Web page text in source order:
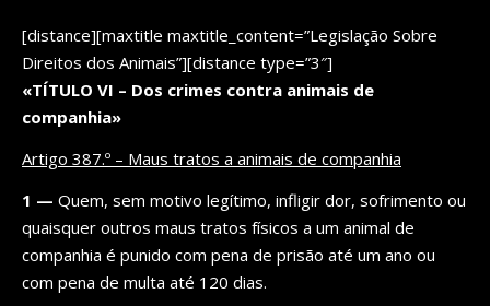
[distance][maxtitle maxtitle_content=”Legislação Sobre
Direitos dos Animais”][distance type=”3″]
«TÍTULO VI – Dos crimes contra animais de
companhia»
Artigo 387.º – Maus tratos a animais de companhia
1 — Quem, sem motivo legítimo, infligir dor, sofrimento ou
quaisquer outros maus tratos físicos a um animal de
companhia é punido com pena de prisão até um ano ou
com pena de multa até 120 dias.